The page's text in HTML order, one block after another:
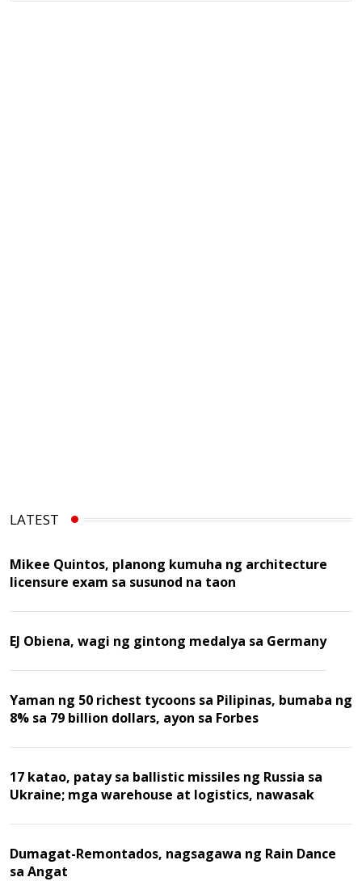
LATEST
Mikee Quintos, planong kumuha ng architecture
licensure exam sa susunod na taon
EJ Obiena, wagi ng gintong medalya sa Germany
Yaman ng 50 richest tycoons sa Pilipinas, bumaba ng
8% sa 79 billion dollars, ayon sa Forbes
17 katao, patay sa ballistic missiles ng Russia sa
Ukraine; mga warehouse at logistics, nawasak
Dumagat-Remontados, nagsagawa ng Rain Dance
sa Angat